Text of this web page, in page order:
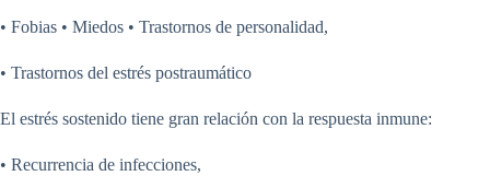
• Fobias • Miedos • Trastornos de personalidad,
• Trastornos del estrés postraumático
El estrés sostenido tiene gran relación con la respuesta inmune:
• Recurrencia de infecciones,